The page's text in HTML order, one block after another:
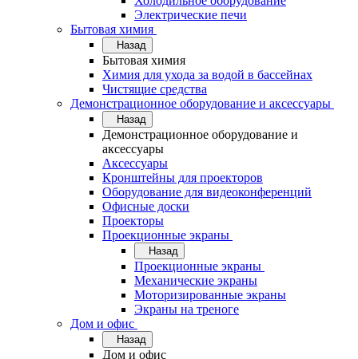
Электрические печи
Бытовая химия
Назад
Бытовая химия
Химия для ухода за водой в бассейнах
Чистящие средства
Демонстрационное оборудование и аксессуары
Назад
Демонстрационное оборудование и
аксессуары
Аксессуары
Кронштейны для проекторов
Оборудование для видеоконференций
Офисные доски
Проекторы
Проекционные экраны
Назад
Проекционные экраны
Механические экраны
Моторизированные экраны
Экраны на треноге
Дом и офис
Назад
Дом и офис